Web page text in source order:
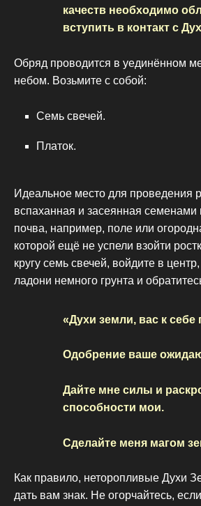
качеств необходимо
вступить в контакт с
Обряд проводится в уединённом
небом. Возьмите с собой:
Семь свечей.
Платок.
Идеальное место для проведения
вспаханная и засеянная семенами
почва, например, поле или
которой ещё не успели взойти
кругу семь свечей, войдите в
ладони немного грунта и
«Духи земли, вас к
Одобрение ваше
Дайте мне силы и
способности мои.
Сделайте меня магом
Как правило, неторопливые Духи
дать вам знак. Не огорчайтесь,